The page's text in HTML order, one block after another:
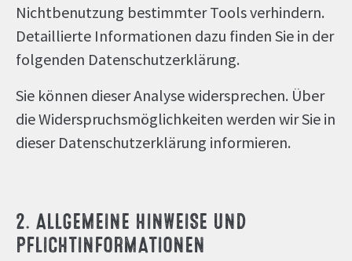
Nichtbenutzung bestimmter Tools verhindern.
Detaillierte Informationen dazu finden Sie in der
folgenden Datenschutzerklärung.
Sie können dieser Analyse widersprechen. Über
die Widerspruchsmöglichkeiten werden wir Sie in
dieser Datenschutzerklärung informieren.
2. ALLGEMEINE HINWEISE UND
PFLICHTINFORMATIONEN